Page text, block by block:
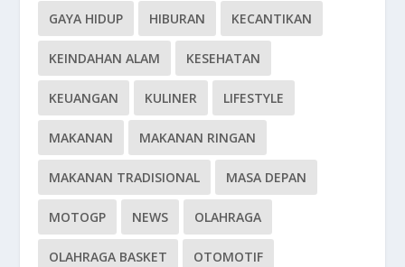
GAYA HIDUP HIBURAN KECANTIKAN
KEINDAHAN ALAM KESEHATAN
KEUANGAN KULINER LIFESTYLE
MAKANAN MAKANAN RINGAN
MAKANAN TRADISIONAL MASA DEPAN
MOTOGP NEWS OLAHRAGA
OLAHRAGA BASKET OTOMOTIF